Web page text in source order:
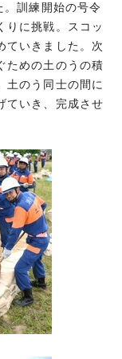
訓練開始の号令
りに挑戦。スコッ
ていきました。次
ための土のうの積
土のう同士の間に
ていき、完成させ